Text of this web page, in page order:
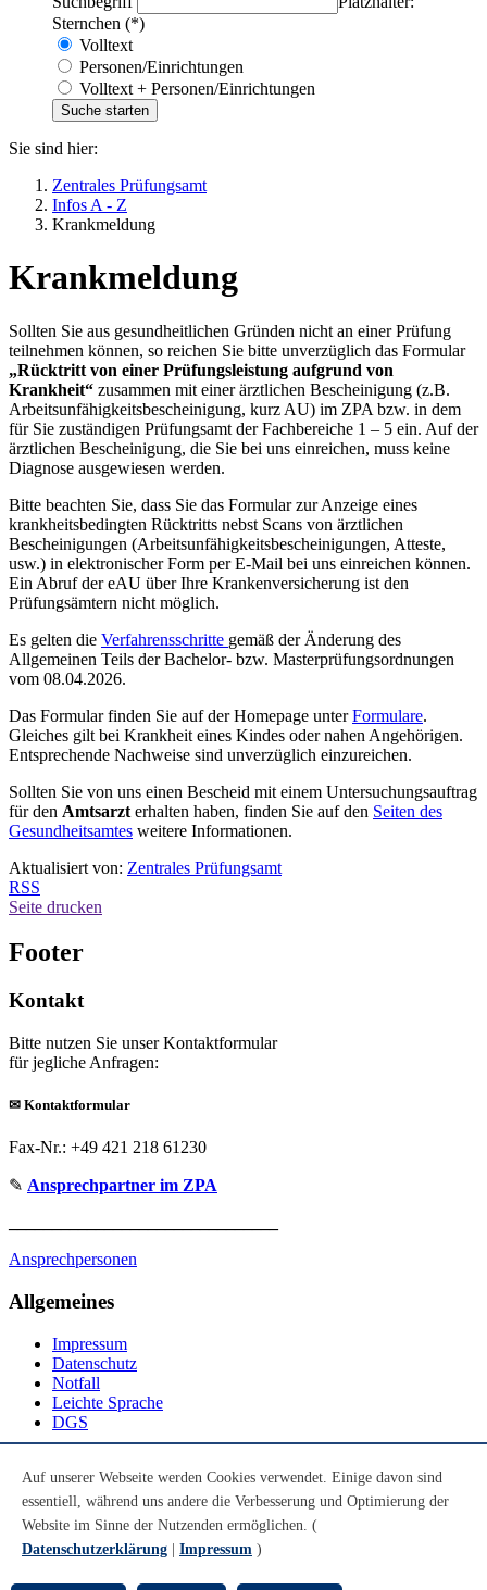
Sternchen (*)
Volltext
Personen/Einrichtungen
Volltext + Personen/Einrichtungen
Sie sind hier:
Zentrales Prüfungsamt
Infos A - Z
Krankmeldung
Krankmeldung
Sollten Sie aus gesundheitlichen Gründen nicht an einer Prüfung
teilnehmen können, so reichen Sie bitte unverzüglich das Formular
„Rücktritt von einer Prüfungsleistung aufgrund von
Krankheit“ zusammen mit einer ärztlichen Bescheinigung (z.B.
Arbeitsunfähigkeitsbescheinigung, kurz AU) im ZPA bzw. in dem
für Sie zuständigen Prüfungsamt der Fachbereiche 1 – 5 ein. Auf der
ärztlichen Bescheinigung, die Sie bei uns einreichen, muss keine
Diagnose ausgewiesen werden.
Bitte beachten Sie, dass Sie das Formular zur Anzeige eines
krankheitsbedingten Rücktritts nebst Scans von ärztlichen
Bescheinigungen (Arbeitsunfähigkeitsbescheinigungen, Atteste,
usw.) in elektronischer Form per E-Mail bei uns einreichen können.
Ein Abruf der eAU über Ihre Krankenversicherung ist den
Prüfungsämtern nicht möglich.
Es gelten die Verfahrensschritte gemäß der Änderung des
Allgemeinen Teils der Bachelor- bzw. Masterprüfungsordnungen
vom 08.04.2026.
Das Formular finden Sie auf der Homepage unterFormulare.
Gleiches gilt bei Krankheit eines Kindes oder nahen Angehörigen.
Entsprechende Nachweise sind unverzüglich einzureichen.
Sollten Sie von uns einen Bescheid mit einem Untersuchungsauftrag
für den Amtsarzt erhalten haben, finden Sie auf den Seiten des
Gesundheitsamtes weitere Informationen.
Aktualisiert von: Zentrales Prüfungsamt
RSS
Seite drucken
Footer
Kontakt
Bitte nutzen Sie unser Kontaktformular
für jegliche Anfragen:
✉ Kontaktformular
Fax-Nr.: +49 421 218 61230
✎ Ansprechpartner im ZPA
Ansprechpersonen
Allgemeines
Impressum
Datenschutz
Notfall
Leichte Sprache
DGS
Youtube
Instagram
LinkedIn
Auf unserer Webseite werden Cookies verwendet. Einige davon sind
essentiell, während uns andere die Verbesserung und Optimierung der
Website im Sinne der Nutzenden ermöglichen. (
Datenschutzerklärung
Impressum )